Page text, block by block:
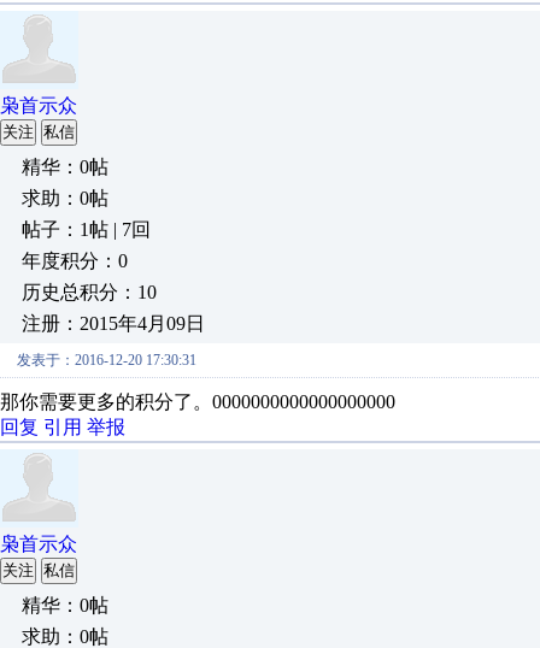
枭首示众
关注 私信
精华：0帖
求助：0帖
帖子：1帖 | 7回
年度积分：0
历史总积分：10
注册：2015年4月09日
发表于：2016-12-20 17:30:31
那你需要更多的积分了。0000000000000000000
回复 引用 举报
枭首示众
关注 私信
精华：0帖
求助：0帖